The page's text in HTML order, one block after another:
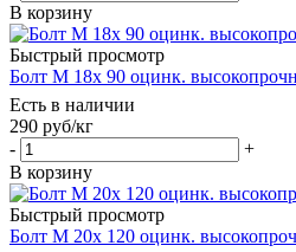
В корзину
Быстрый просмотр
Болт М 18х 90 оцинк.
Есть в наличии
290 руб/кг
-
+
В корзину
Быстрый просмотр
Болт М 20х 120 оцинк.